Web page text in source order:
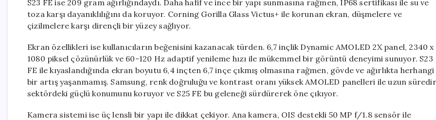
S23 FE ise 209 gram ağırlığındaydı. Daha hafif ve ince bir yapı sunmasına rağmen, IP68 sertifikası ile su ve
toza karşı dayanıklılığını da koruyor. Corning Gorilla Glass Victus+ ile korunan ekran, düşmelere ve
çizilmelere karşı dirençli bir yüzey sağlıyor.
Ekran özellikleri ise kullanıcıların beğenisini kazanacak türden. 6,7 inçlik Dynamic AMOLED 2X panel, 2340 x
1080 piksel çözünürlük ve 60-120 Hz adaptif yenileme hızı ile mükemmel bir görüntü deneyimi sunuyor. S23
FE ile kıyaslandığında ekran boyutu 6,4 inçten 6,7 inçe çıkmış olmasına rağmen, gövde ve ağırlıkta herhangi
bir artış yaşanmamış. Samsung, renk doğruluğu ve kontrast oranı yüksek AMOLED panelleri ile uzun süredir
sektördeki güçlü konumunu koruyor ve S25 FE bu geleneği sürdürerek öne çıkıyor.
Kamera sistemi ise üç lensli bir yapı ile dikkat çekiyor. Ana kamera, OIS destekli 50 MP f/1.8 sensör ile